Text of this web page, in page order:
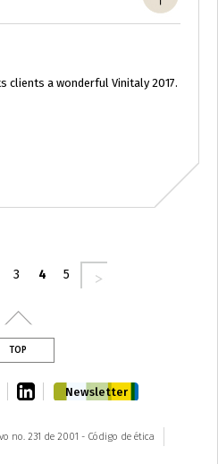
clients a wonderful Vinitaly 2017.
3 4 5
›
TOP
facebookinstagramyoutubelinkedin
Newsletter
no. 231 de 2001 - Código de ética